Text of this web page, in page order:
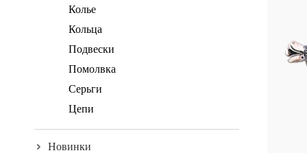
Колье
Кольца
Подвески
Помолвка
Серьги
Цепи
Новинки